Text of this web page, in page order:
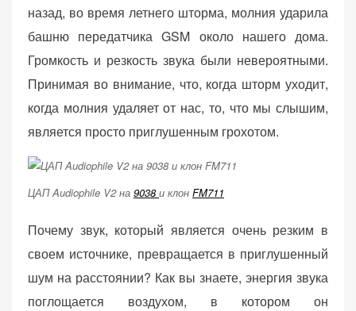
назад, во время летнего шторма, молния ударила
башню передатчика GSM около нашего дома.
Громкость и резкость звука были невероятными.
Принимая во внимание, что, когда шторм уходит,
когда молния удаляет от нас, то, что мы слышим,
является просто приглушенным грохотом.
ЦАП Audiophile V2 на 9038и клон FM711
Почему звук, который является очень резким в
своем источнике, превращается в приглушенный
шум на расстоянии? Как вы знаете, энергия звука
поглощается воздухом, в котором он